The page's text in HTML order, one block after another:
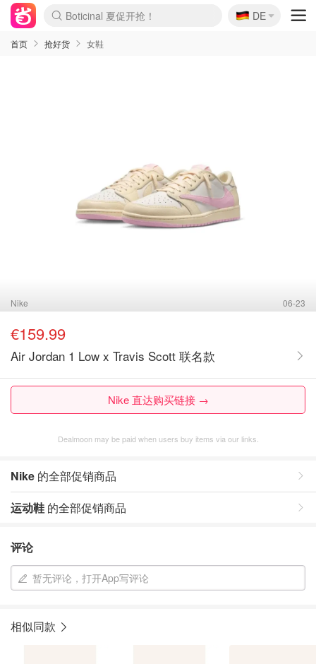
Boticinal 夏促开抢！
4折！lulu周四疯狂上新
还没结束！&OtherStories大促
Joybuy变相75折 随时失效
速领！Stanley独家85折
疑似霸哥！Camper额外叠85折
Zalando 奥莱闪促！每日更新
Moncler反季囤！5折起+叠9折
Coach Brooklyn仅€192
🇩🇪
DE
首页 抢好货 女鞋
Nike 06-23
€159.99
Air Jordan 1 Low x Travis Scott 联名款
Nike 直达购买链接 →
Dealmoon may be paid when users buy items via our links.
Nike 的全部促销商品
运动鞋 的全部促销商品
评论
暂无评论，打开App写评论
相似同款